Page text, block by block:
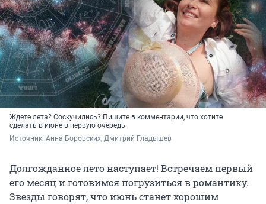
Ждете лета? Соскучились? Пишите в комментарии, что хотите
сделать в июне в первую очередь
Источник: Анна Боровских, Дмитрий Гладышев
Долгожданное лето наступает! Встречаем первый
его месяц и готовимся погрузиться в романтику.
Звезды говорят, что июнь станет хорошим